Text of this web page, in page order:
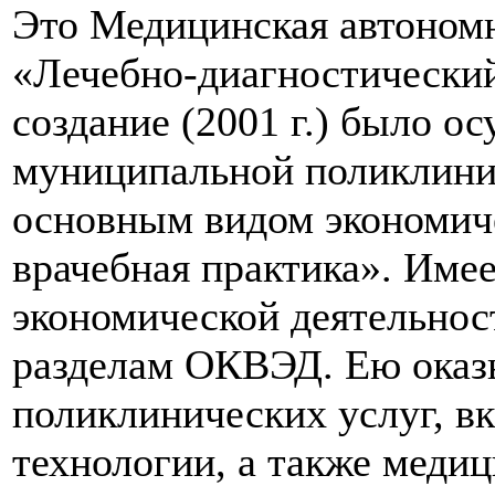
Это Медицинская
«Лечебно-
создание (2001 г.) было
муниципальной
основным видом
врачебная практика».
экономической
разделам ОКВЭД. Ею
поликлинических услуг,
технологии, а также